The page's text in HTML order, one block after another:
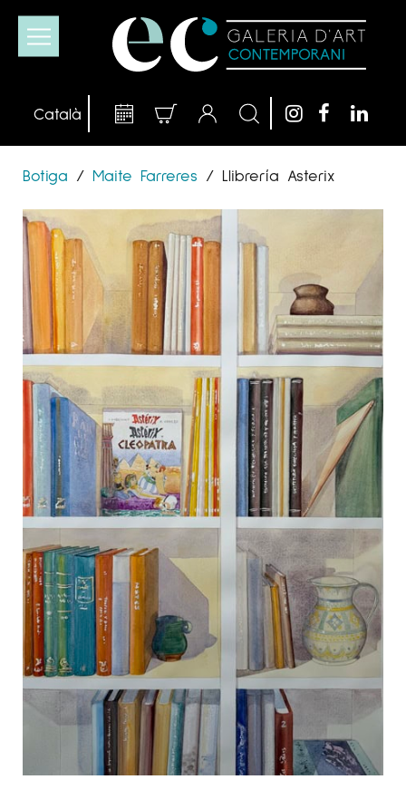
Botiga / Maite Farreres / Llibrería Asterix